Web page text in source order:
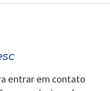
entrar em contato